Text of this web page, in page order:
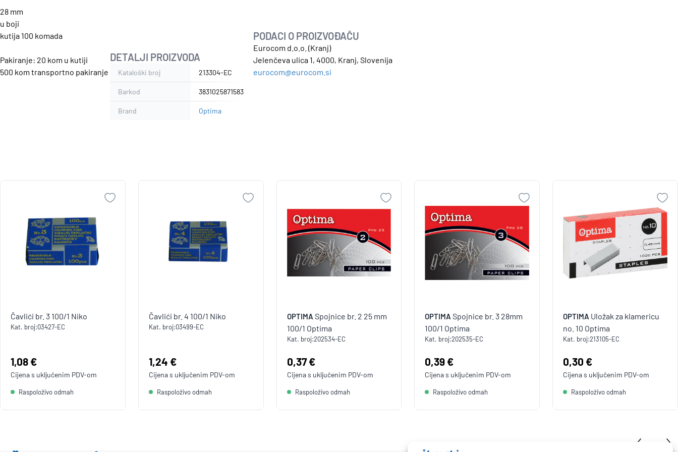
28 mm
u boji
kutija 100 komada
Pakiranje: 20 kom u kutiji
500 kom transportno pakiranje
DETALJI PROIZVODA
Kataloški broj 213304-EC
Barkod 3831025871583
Brand Optima
PODACI O PROIZVOĐAČU
Eurocom d.o.o. (Kranj)
Jelenčeva ulica 1, 4000, Kranj, Slovenija
eurocom@eurocom.si
Čavlići br. 3 100/1 Niko
Kat. broj:03427-EC
Cijena:
1,08 €
Cijena s uključenim PDV-om
Raspoloživo odmah
Čavlići br. 4 100/1 Niko
Kat. broj:03499-EC
Cijena:
1,24 €
Cijena s uključenim PDV-om
Raspoloživo odmah
OPTIMA Spojnice br. 2 25 mm
100/1 Optima
Kat. broj:202534-EC
Cijena:
0,37 €
Cijena s uključenim PDV-om
Raspoloživo odmah
OPTIMA Spojnice br. 3 28mm
100/1 Optima
Kat. broj:202535-EC
Cijena:
0,39 €
Cijena s uključenim PDV-om
Raspoloživo odmah
OPTIMA Uložak za klamericu
no. 10 Optima
Kat. broj:213105-EC
Cijena:
0,30 €
Cijena s uključenim PDV-om
Raspoloživo odmah